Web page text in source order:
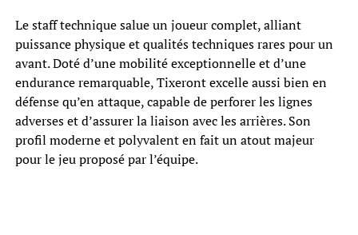
Le staff technique salue un joueur complet, alliant
puissance physique et qualités techniques rares pour un
avant. Doté d’une mobilité exceptionnelle et d’une
endurance remarquable, Tixeront excelle aussi bien en
défense qu’en attaque, capable de perforer les lignes
adverses et d’assurer la liaison avec les arrières. Son
profil moderne et polyvalent en fait un atout majeur
pour le jeu proposé par l’équipe.